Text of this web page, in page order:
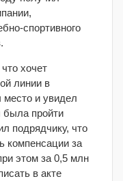
спортивного
хочет
линии в
место и увидел
была пройти
подрядчику, что
компенсации за
этом за 0,5 млн
в акте